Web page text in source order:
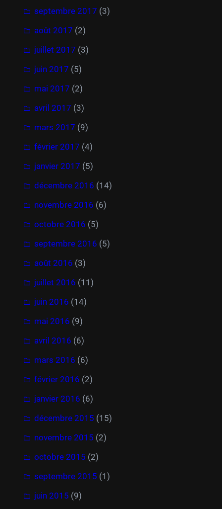
septembre 2017 (3)
août 2017 (2)
juillet 2017 (3)
juin 2017 (5)
mai 2017 (2)
avril 2017 (3)
mars 2017 (9)
février 2017 (4)
janvier 2017 (5)
décembre 2016 (14)
novembre 2016 (6)
octobre 2016 (5)
septembre 2016 (5)
août 2016 (3)
juillet 2016 (11)
juin 2016 (14)
mai 2016 (9)
avril 2016 (6)
mars 2016 (6)
février 2016 (2)
janvier 2016 (6)
décembre 2015 (15)
novembre 2015 (2)
octobre 2015 (2)
septembre 2015 (1)
juin 2015 (9)